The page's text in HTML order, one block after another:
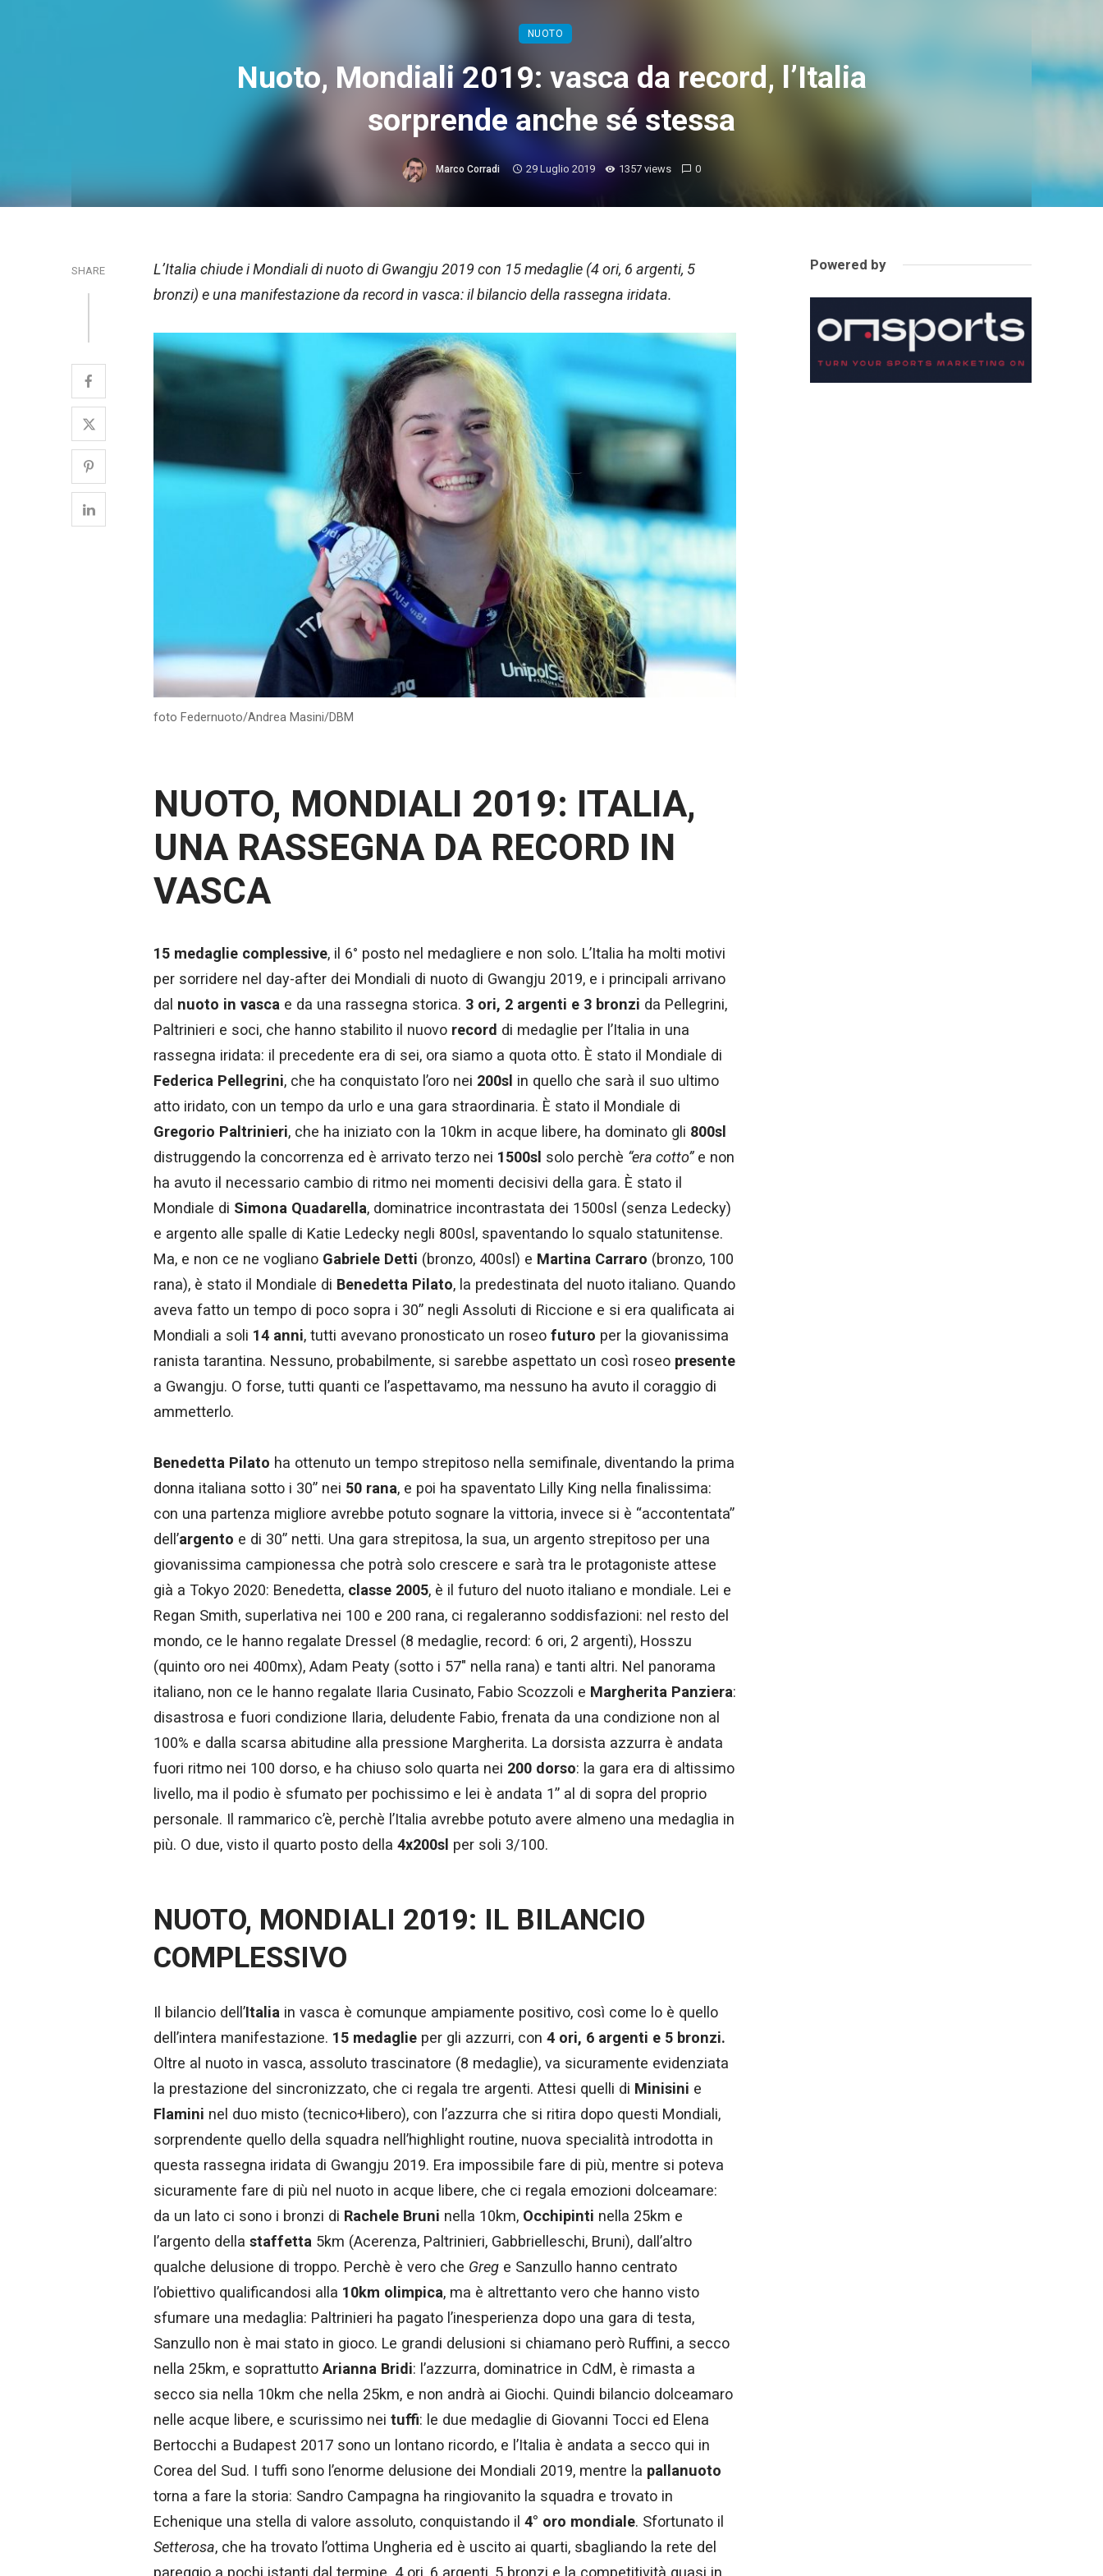
NUOTO
Nuoto, Mondiali 2019: vasca da record, l’Italia
sorprende anche sé stessa
Marco Corradi 29 Luglio 2019 1357 views 0
SHARE
L’Italia chiude i Mondiali di nuoto di Gwangju 2019 con 15 medaglie (4 ori, 6 argenti, 5
bronzi) e una manifestazione da record in vasca: il bilancio della rassegna iridata.
foto Federnuoto/Andrea Masini/DBM
NUOTO, MONDIALI 2019: ITALIA,
UNA RASSEGNA DA RECORD IN
VASCA
15 medaglie complessive, il 6° posto nel medagliere e non solo. L’Italia ha molti motivi
per sorridere nel day-after dei Mondiali di nuoto di Gwangju 2019, e i principali arrivano
dal nuoto in vasca e da una rassegna storica. 3 ori, 2 argenti e 3 bronzi da Pellegrini,
Paltrinieri e soci, che hanno stabilito il nuovo record di medaglie per l’Italia in una
rassegna iridata: il precedente era di sei, ora siamo a quota otto. È stato il Mondiale di
Federica Pellegrini, che ha conquistato l’oro nei 200sl in quello che sarà il suo ultimo
atto iridato, con un tempo da urlo e una gara straordinaria. È stato il Mondiale di
Gregorio Paltrinieri, che ha iniziato con la 10km in acque libere, ha dominato gli 800sl
distruggendo la concorrenza ed è arrivato terzo nei 1500sl solo perchè “era cotto”e non
ha avuto il necessario cambio di ritmo nei momenti decisivi della gara. È stato il
Mondiale di Simona Quadarella, dominatrice incontrastata dei 1500sl (senza Ledecky)
e argento alle spalle di Katie Ledecky negli 800sl, spaventando lo squalo statunitense.
Ma, e non ce ne vogliano Gabriele Detti (bronzo, 400sl) e Martina Carraro (bronzo, 100
rana), è stato il Mondiale di Benedetta Pilato, la predestinata del nuoto italiano. Quando
aveva fatto un tempo di poco sopra i 30” negli Assoluti di Riccione e si era qualificata ai
Mondiali a soli 14 anni, tutti avevano pronosticato un roseo futuro per la giovanissima
ranista tarantina. Nessuno, probabilmente, si sarebbe aspettato un così roseo presente
a Gwangju. O forse, tutti quanti ce l’aspettavamo, ma nessuno ha avuto il coraggio di
ammetterlo.
Benedetta Pilato ha ottenuto un tempo strepitoso nella semifinale, diventando la prima
donna italiana sotto i 30” nei 50 rana, e poi ha spaventato Lilly King nella finalissima:
con una partenza migliore avrebbe potuto sognare la vittoria, invece si è “accontentata”
dell’argento e di 30” netti. Una gara strepitosa, la sua, un argento strepitoso per una
giovanissima campionessa che potrà solo crescere e sarà tra le protagoniste attese
già a Tokyo 2020: Benedetta, classe 2005, è il futuro del nuoto italiano e mondiale. Lei e
Regan Smith, superlativa nei 100 e 200 rana, ci regaleranno soddisfazioni: nel resto del
mondo, ce le hanno regalate Dressel (8 medaglie, record: 6 ori, 2 argenti), Hosszu
(quinto oro nei 400mx), Adam Peaty (sotto i 57″ nella rana) e tanti altri. Nel panorama
italiano, non ce le hanno regalate Ilaria Cusinato, Fabio Scozzoli e Margherita Panziera:
disastrosa e fuori condizione Ilaria, deludente Fabio, frenata da una condizione non al
100% e dalla scarsa abitudine alla pressione Margherita. La dorsista azzurra è andata
fuori ritmo nei 100 dorso, e ha chiuso solo quarta nei 200 dorso: la gara era di altissimo
livello, ma il podio è sfumato per pochissimo e lei è andata 1” al di sopra del proprio
personale. Il rammarico c’è, perchè l’Italia avrebbe potuto avere almeno una medaglia in
più. O due, visto il quarto posto della 4x200sl per soli 3/100.
NUOTO, MONDIALI 2019: IL BILANCIO
COMPLESSIVO
Il bilancio dell’Italia in vasca è comunque ampiamente positivo, così come lo è quello
dell’intera manifestazione. 15 medaglie per gli azzurri, con 4 ori, 6 argenti e 5 bronzi.
Oltre al nuoto in vasca, assoluto trascinatore (8 medaglie), va sicuramente evidenziata
la prestazione del sincronizzato, che ci regala tre argenti. Attesi quelli di Minisini e
Flamini nel duo misto (tecnico+libero), con l’azzurra che si ritira dopo questi Mondiali,
sorprendente quello della squadra nell’highlight routine, nuova specialità introdotta in
questa rassegna iridata di Gwangju 2019. Era impossibile fare di più, mentre si poteva
sicuramente fare di più nel nuoto in acque libere, che ci regala emozioni dolceamare:
da un lato ci sono i bronzi di Rachele Bruni nella 10km, Occhipinti nella 25km e
l’argento della staffetta 5km (Acerenza, Paltrinieri, Gabbrielleschi, Bruni), dall’altro
qualche delusione di troppo. Perchè è vero che Greg e Sanzullo hanno centrato
l’obiettivo qualificandosi alla 10km olimpica, ma è altrettanto vero che hanno visto
sfumare una medaglia: Paltrinieri ha pagato l’inesperienza dopo una gara di testa,
Sanzullo non è mai stato in gioco. Le grandi delusioni si chiamano però Ruffini, a secco
nella 25km, e soprattutto Arianna Bridi: l’azzurra, dominatrice in CdM, è rimasta a
secco sia nella 10km che nella 25km, e non andrà ai Giochi. Quindi bilancio dolceamaro
nelle acque libere, e scurissimo nei tuffi: le due medaglie di Giovanni Tocci ed Elena
Bertocchi a Budapest 2017 sono un lontano ricordo, e l’Italia è andata a secco qui in
Corea del Sud. I tuffi sono l’enorme delusione dei Mondiali 2019, mentre la pallanuoto
torna a fare la storia: Sandro Campagna ha ringiovanito la squadra e trovato in
Echenique una stella di valore assoluto, conquistando il 4° oro mondiale. Sfortunato il
Setterosa, che ha trovato l’ottima Ungheria ed è uscito ai quarti, sbagliando la rete del
pareggio a pochi istanti dal termine. 4 ori, 6 argenti, 5 bronzi e la competitività quasi in
Powered by